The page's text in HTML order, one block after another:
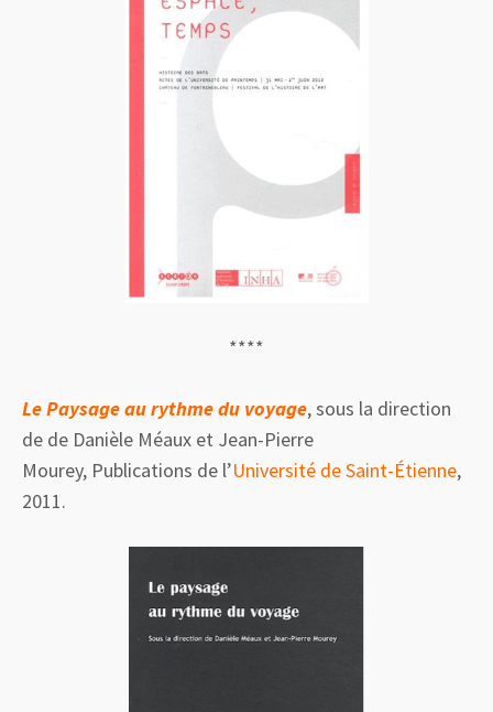
****
Le Paysage au rythme du voyage, sous la direction
de de Danièle Méaux et Jean-Pierre
Mourey, Publications de l’Université de Saint-Étienne,
2011.